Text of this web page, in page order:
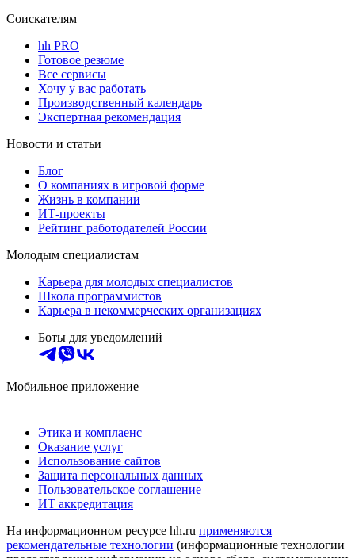
Соискателям
hh PRO
Готовое резюме
Все сервисы
Хочу у вас работать
Производственный календарь
Экспертная рекомендация
Новости и статьи
Блог
О компаниях в игровой форме
Жизнь в компании
ИТ-проекты
Рейтинг работодателей России
Молодым специалистам
Карьера для молодых специалистов
Школа программистов
Карьера в некоммерческих организациях
Боты для уведомлений
Мобильное приложение
Этика и комплаенс
Оказание услуг
Использование сайтов
Защита персональных данных
Пользовательское соглашение
ИТ аккредитация
На информационном ресурсе hh.ru применяются
рекомендательные технологии (информационные технологии